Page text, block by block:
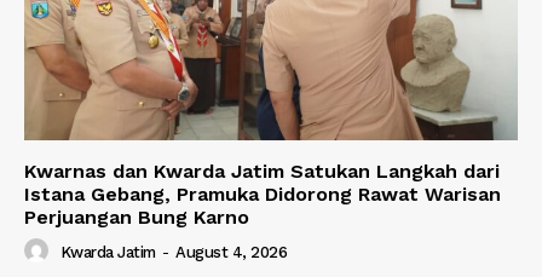
Kwarnas dan Kwarda Jatim Satukan Langkah dari
Istana Gebang, Pramuka Didorong Rawat Warisan
Perjuangan Bung Karno
Kwarda Jatim - August 4, 2026